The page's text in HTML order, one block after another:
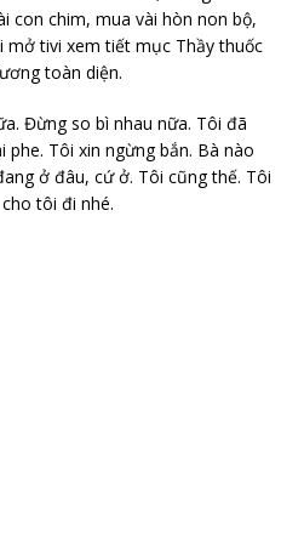
con chim, mua vài hòn non bộ,
mở tivi xem tiết mục Thầy thuốc
toàn diện.
Đừng so bì nhau nữa. Tôi đã
Tôi xin ngừng bắn. Bà nào
ở đâu, cứ ở. Tôi cũng thế. Tôi
cho tôi đi nhé.